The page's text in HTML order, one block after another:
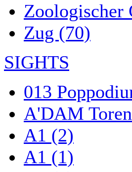
Zoologischer
Zug (70)
SIGHTS
013
A'DAM
A1 (2)
A1 (1)